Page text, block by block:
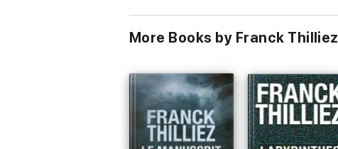
More Books by Franck Thilliez